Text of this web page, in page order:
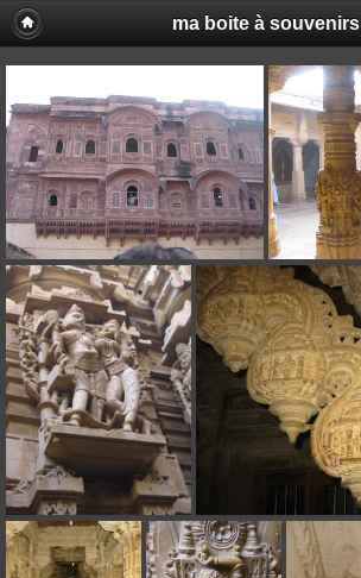
ma boite à souvenirs